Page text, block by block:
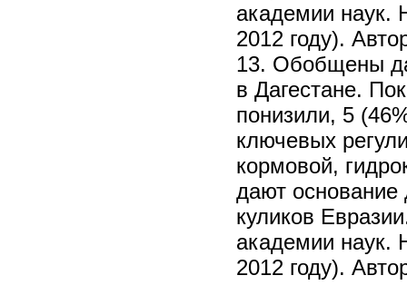
академии наук.
2012 году).
13. Обобщены
в Дагестане.
понизили, 5
ключевых
кормовой,
дают основание
куликов
академии наук.
2012 году).